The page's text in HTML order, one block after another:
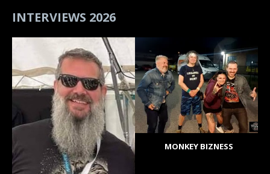
INTERVIEWS 2026
MONKEY BIZNESS